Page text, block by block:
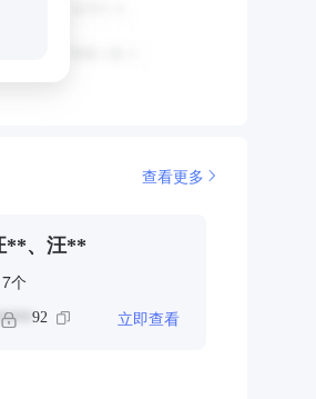
查看更多
**、汪**
个
92 立即查看